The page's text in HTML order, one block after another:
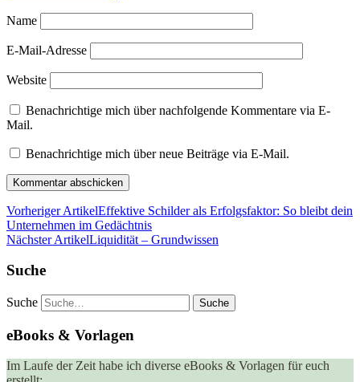
Name
E-Mail-Adresse
Website
Benachrichtige mich über nachfolgende Kommentare via E-
Mail.
Benachrichtige mich über neue Beiträge via E-Mail.
Vorheriger ArtikelEffektive Schilder als Erfolgsfaktor: So bleibt dein
Unternehmen im Gedächtnis
Nächster ArtikelLiquidität – Grundwissen
Suche
Suche
eBooks & Vorlagen
Im Laufe der Zeit habe ich diverse eBooks & Vorlagen für euch